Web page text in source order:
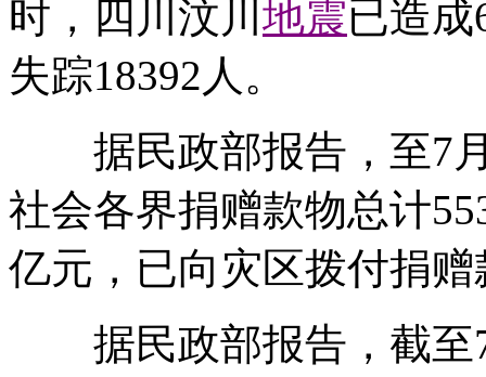
时，四川汶川 地震已造成
失踪18392人。
据民政部报告，至7月
社会各界捐赠款物总计
亿元，已向灾区拨付捐
据民政部报告，截至7